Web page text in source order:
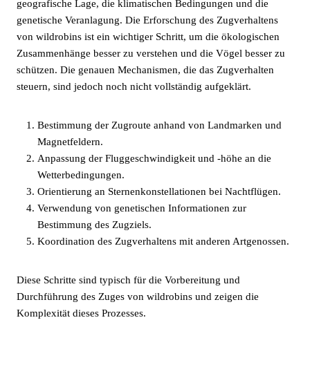
geografische Lage, die klimatischen Bedingungen und die
genetische Veranlagung. Die Erforschung des Zugverhaltens
von wildrobins ist ein wichtiger Schritt, um die ökologischen
Zusammenhänge besser zu verstehen und die Vögel besser zu
schützen. Die genauen Mechanismen, die das Zugverhalten
steuern, sind jedoch noch nicht vollständig aufgeklärt.
Bestimmung der Zugroute anhand von Landmarken und
Magnetfeldern.
Anpassung der Fluggeschwindigkeit und -höhe an die
Wetterbedingungen.
Orientierung an Sternenkonstellationen bei Nachtflügen.
Verwendung von genetischen Informationen zur
Bestimmung des Zugziels.
Koordination des Zugverhaltens mit anderen Artgenossen.
Diese Schritte sind typisch für die Vorbereitung und
Durchführung des Zuges von wildrobins und zeigen die
Komplexität dieses Prozesses.